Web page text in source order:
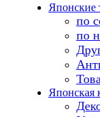
Японские
по
по
Японская